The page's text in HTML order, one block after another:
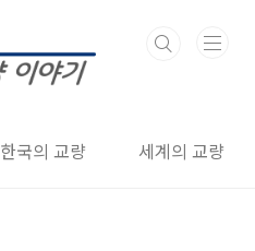
한국의 교량 세계의 교량